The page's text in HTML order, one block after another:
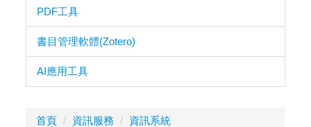
PDF工具
書目管理軟體(Zotero)
AI應用工具
首頁 資訊服務
資訊系統